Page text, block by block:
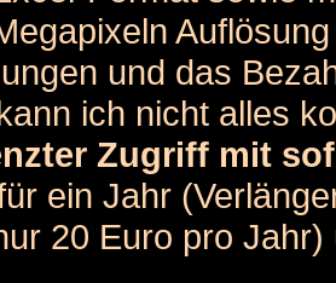
und das
ich nicht alles
Zugriff mit
ein Jahr
20 Euro pro